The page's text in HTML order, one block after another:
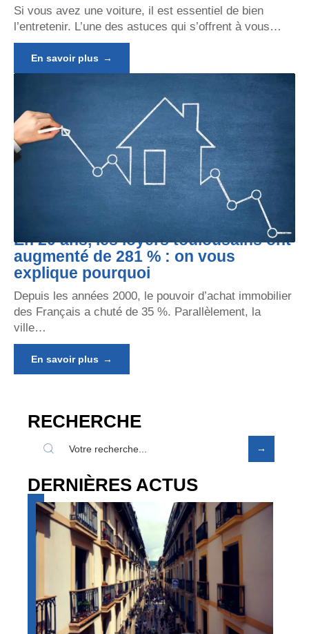
Si vous avez une voiture, il est essentiel de bien
l’entretenir. L’une des astuces qui s’offrent à vous…
En savoir plus
En 20 ans, les loyers toulousains ont
augmenté de 281 % : on vous
explique pourquoi
Depuis les années 2000, le pouvoir d’achat immobilier
des Français a chuté de 35 %. Parallèlement, la
ville…
En savoir plus
RECHERCHE
DERNIÈRES ACTUS